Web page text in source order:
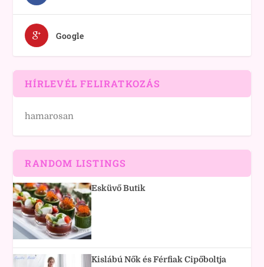
Google
HÍRLEVÉL FELIRATKOZÁS
hamarosan
RANDOM LISTINGS
Esküvő Butik
Kislábú Nők és Férfiak Cipőboltja